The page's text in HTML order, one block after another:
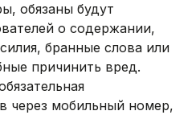
обязаны будут
о содержании,
бранные слова или
причинить вред.
через мобильный номер,